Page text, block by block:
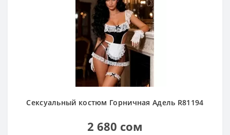
Сексуальный костюм Горничная Адель R81194
2 680 сом